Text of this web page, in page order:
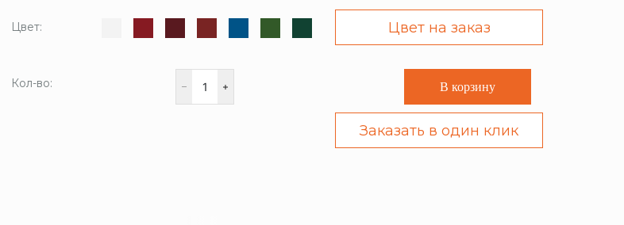
Цвет: Цвет на заказ
Кол-во: В корзину
Заказать в один клик